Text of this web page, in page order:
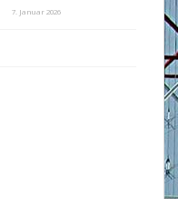
7. Januar 2026